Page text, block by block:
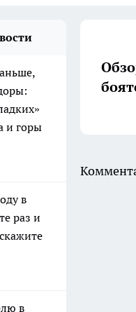
и горы
в
раз и
в